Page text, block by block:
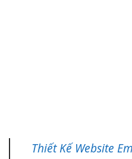
Thiết Kế Website